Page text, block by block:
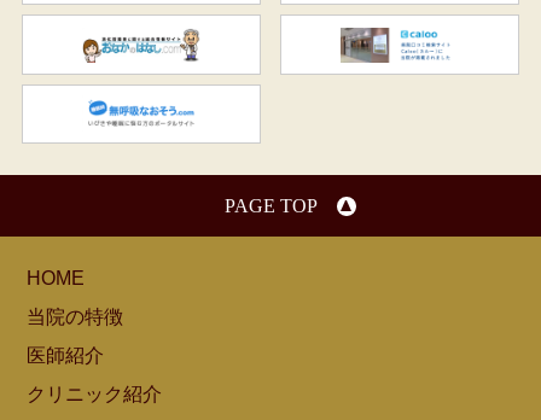
おなかのはなし.com
PAGE TOP
HOME
当院の特徴
医師紹介
クリニック紹介